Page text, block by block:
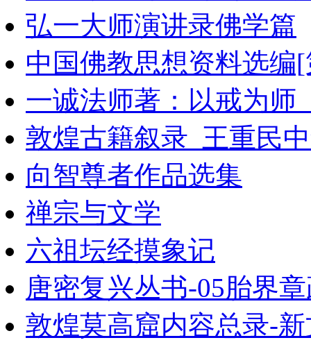
弘一大师演讲录佛学篇
中国佛教思想资料选编
一诚法师著：以戒为师
敦煌古籍叙录_王重民
向智尊者作品选集
禅宗与文学
六祖坛经摸象记
唐密复兴丛书-05胎界
敦煌莫高窟内容总录-